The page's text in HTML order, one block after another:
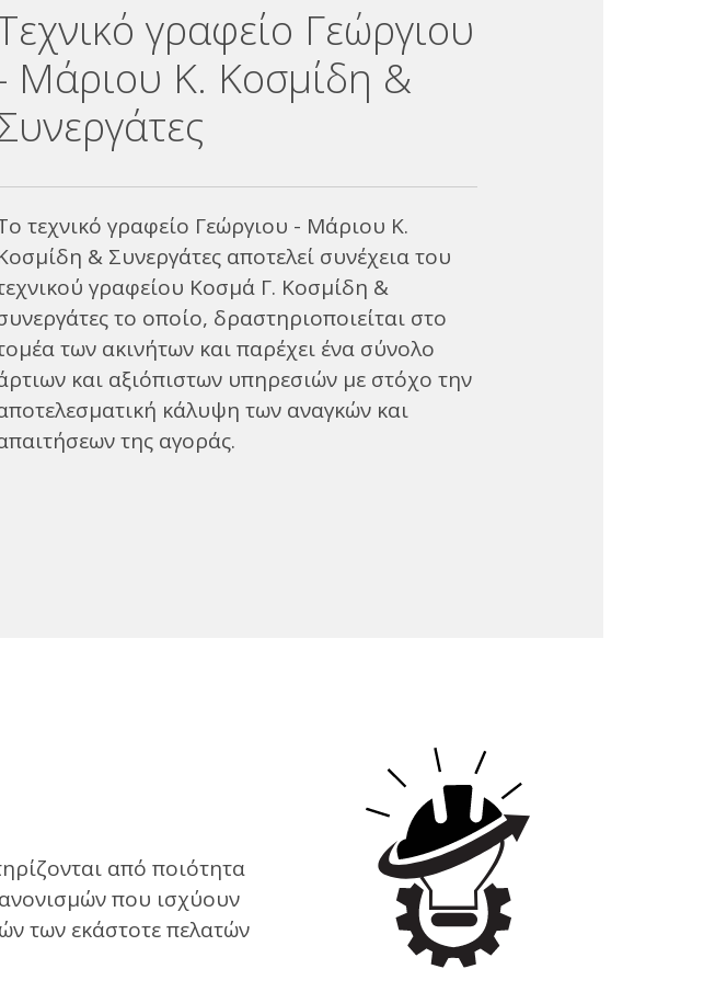
γραφείο Γεώργιου
Μάριου Κ. Κοσμίδη &
τεχνικό γραφείο Γεώργιου - Μάριου Κ.
& Συνεργάτες αποτελεί συνέχεια του
γραφείου Κοσμά Γ. Κοσμίδη &
το οποίο, δραστηριοποιείται στο
των ακινήτων και παρέχει ένα σύνολο
και αξιόπιστων υπηρεσιών με στόχο την
κάλυψη των αναγκών και
της αγοράς.
από ποιότητα
που ισχύουν
των εκάστοτε πελατών